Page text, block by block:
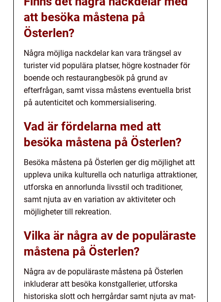
att besöka måstena på
Österlen?
Några möjliga nackdelar kan vara trängsel av
turister vid populära platser, högre kostnader för
boende och restaurangbesök på grund av
efterfrågan, samt vissa måstens eventuella brist
på autenticitet och kommersialisering.
Vad är fördelarna med att
besöka måstena på Österlen?
Besöka måstena på Österlen ger dig möjlighet att
uppleva unika kulturella och naturliga attraktioner,
utforska en annorlunda livsstil och traditioner,
samt njuta av en variation av aktiviteter och
möjligheter till rekreation.
Vilka är några av de populäraste
måstena på Österlen?
Några av de populäraste måstena på Österlen
inkluderar att besöka konstgallerier, utforska
historiska slott och herrgårdar samt njuta av mat-